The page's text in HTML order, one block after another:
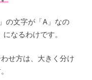
の文字が「A」なの
なるわけです。
せ方は、大きく分け